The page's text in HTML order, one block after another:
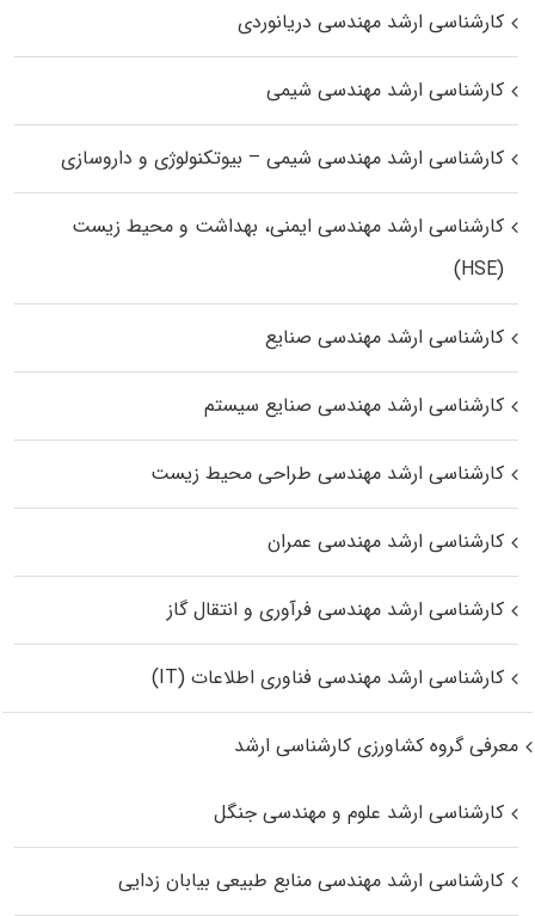
کارشناسی ارشد مهندسی دریانوردی
کارشناسی ارشد مهندسی شیمی
کارشناسی ارشد مهندسی شیمی – بیوتکنولوژی و داروسازی
کارشناسی ارشد مهندسی ایمنی، بهداشت و محیط زیست
(HSE)
کارشناسی ارشد مهندسی صنایع
کارشناسی ارشد مهندسی صنایع سیستم
کارشناسی ارشد مهندسی طراحی محیط زیست
کارشناسی ارشد مهندسی عمران
کارشناسی ارشد مهندسی فرآوری و انتقال گاز
کارشناسی ارشد مهندسی فناوری اطلاعات (IT)
معرفی گروه کشاورزی کارشناسی ارشد
کارشناسی ارشد علوم و مهندسی جنگل
کارشناسی ارشد مهندسی منابع طبیعی بیابان زدایی